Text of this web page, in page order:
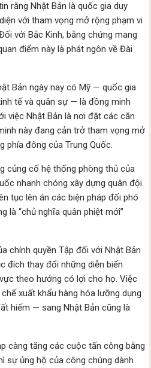
rằng Nhật Bản là quốc gia duy
với tham vọng mở rộng phạm vi
với Bắc Kinh, bằng chứng mang
điểm này là phát ngôn về Đài
Bản ngày nay có Mỹ — quốc gia
tế và quân sự — là đồng minh
việc Nhật Bản là nơi đặt các căn
này đang cản trở tham vọng mở
phía đông của Trung Quốc.
củng cố hệ thống phòng thủ của
nhanh chóng xây dựng quân đội.
tục lên án các biện pháp đối phó
là “chủ nghĩa quân phiệt mới”
chính quyền Tập đối với Nhật Bản
đích thay đổi những diễn biến
theo hướng có lợi cho họ. Việc
xuất khẩu hàng hóa lưỡng dụng
hiếm — sang Nhật Bản cũng là
càng tăng các cuộc tấn công bằng
sự ủng hộ của công chúng dành